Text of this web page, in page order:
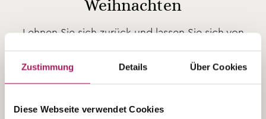
Zustimmung Details Über Cookies
Diese Webseite verwendet Cookies
Weihnachten
Lehnen Sie sich zurück und lassen Sie sich von
Feiertage führen. Am 24. und 25. Dezember 2026
zwischen drei bis sechs Gängen. Das Menu ist als